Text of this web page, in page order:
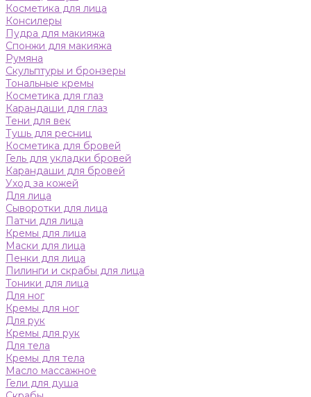
Косметика для лица
Консилеры
Пудра для макияжа
Спонжи для макияжа
Румяна
Скульптуры и бронзеры
Тональные кремы
Косметика для глаз
Карандаши для глаз
Тени для век
Тушь для ресниц
Косметика для бровей
Гель для укладки бровей
Карандаши для бровей
Уход за кожей
Для лица
Сыворотки для лица
Патчи для лица
Кремы для лица
Маски для лица
Пенки для лица
Пилинги и скрабы для лица
Тоники для лица
Для ног
Кремы для ног
Для рук
Кремы для рук
Для тела
Кремы для тела
Масло массажное
Гели для душа